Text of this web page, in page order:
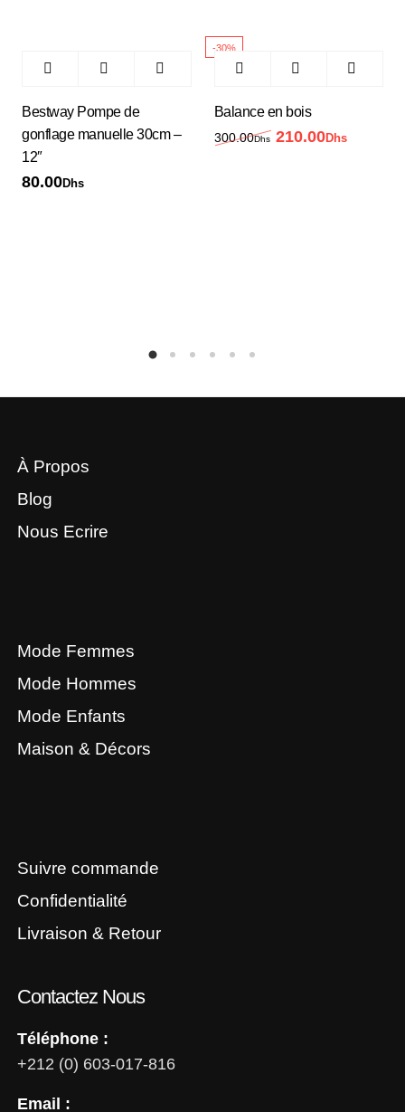
Bestway Pompe de
gonflage manuelle 30cm –
12″
80.00Dhs
-30%
Balance en bois
300.00Dhs Le prix initial était :
210.00Dhs
À Propos
Blog
Nous Ecrire
Mode Femmes
Mode Hommes
Mode Enfants
Maison & Décors
Suivre commande
Confidentialité
Livraison & Retour
Contactez Nous
Téléphone :
+212 (0) 603-017-816
Email :